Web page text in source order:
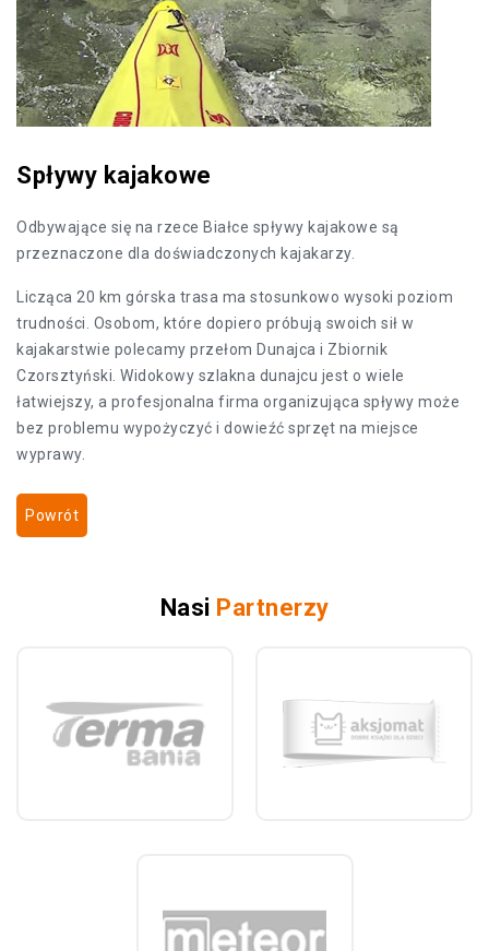
Spływy kajakowe
Odbywające się na rzece Białce spływy kajakowe są
przeznaczone dla doświadczonych kajakarzy.
Licząca 20 km górska trasa ma stosunkowo wysoki poziom
trudności. Osobom, które dopiero próbują swoich sił w
kajakarstwie polecamy przełom Dunajca i Zbiornik
Czorsztyński. Widokowy szlakna dunajcu jest o wiele
łatwiejszy, a profesjonalna firma organizująca spływy może
bez problemu wypożyczyć i dowieźć sprzęt na miejsce
wyprawy.
Powrót
Nasi Partnerzy